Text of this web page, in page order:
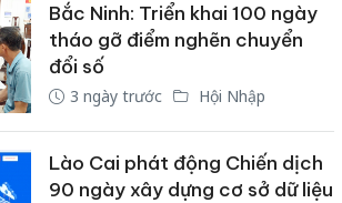
Bắc Ninh: Triển khai 100 ngày
tháo gỡ điểm nghẽn chuyển
đổi số
3 ngày trước Hội Nhập
Lào Cai phát động Chiến dịch
90 ngày xây dựng cơ sở dữ liệu